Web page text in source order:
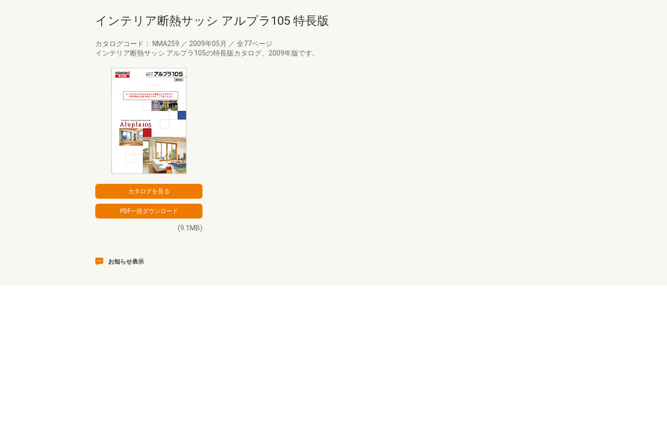
インテリア断熱サッシ アルプラ105 特長版
カタログコード： NMA259 ／ 2009年05月 ／ 全77ページ
インテリア断熱サッシ アルプラ105の特長版カタログ、2009年版です。
(9.1MB)
お知らせ表示